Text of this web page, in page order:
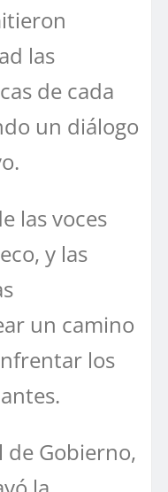
las
de cada
un diálogo
las voces
y las
un camino
los
de Gobierno,